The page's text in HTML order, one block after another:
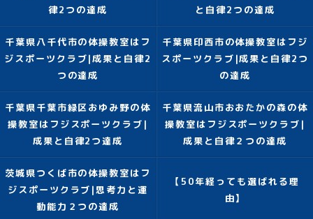
律2つの達成
と自律2つの達成
千葉県八千代市の体操教室はフ
ジスポーツクラブ|成果と自律2
つの達成
千葉県印西市の体操教室はフジ
スポーツクラブ|成果と自律2つ
の達成
千葉県千葉市緑区おゆみ野の体
操教室はフジスポーツクラブ|
成果と自律2つ達成
千葉県流山市おおたかの森の体
操教室はフジスポーツクラブ|
成果と自律２つの達成
茨城県つくば市の体操教室はフ
ジスポーツクラブ|思考力と運
動能力２つの達成
【50年経っても選ばれる理
由】